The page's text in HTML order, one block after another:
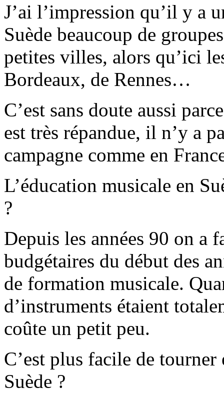
J’ai l’impression qu’il y a
Suède beaucoup de
petites villes, alors qu’ici
Bordeaux, de Rennes…
C’est sans doute aussi
est très répandue, il n’y a
campagne comme en
L’éducation musicale en
?
Depuis les années 90 on a
budgétaires du début des
de formation musicale.
d’instruments étaient
coûte un petit peu.
C’est plus facile de
Suède ?